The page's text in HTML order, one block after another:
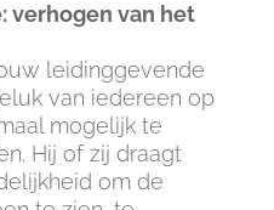
verhogen van het
leidinggevende
van iedereen op
mogelijk te
Hij of zij draagt
om de